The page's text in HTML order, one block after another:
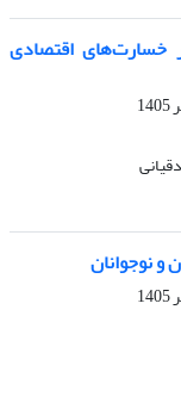
خسارت‌های اقتصادی
و نوجوانان